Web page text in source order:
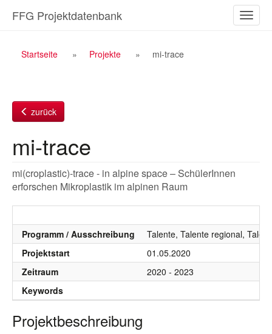
Inhalt
ein-/
FFG Projektdatenbank
Breadcrumb
Startseite Projekte mi-trace
zurück
mi-trace
mi(croplastic)-trace - in alpine space – SchülerInnen
erforschen Mikroplastik im alpinen Raum
Programm / Ausschreibung
Talente, Talente regional,
Projektstart
01.05.2020
Zeitraum
2020 - 2023
Keywords
Projektbeschreibung